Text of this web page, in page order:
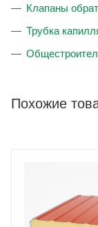
Клапаны
Трубка
Похожие